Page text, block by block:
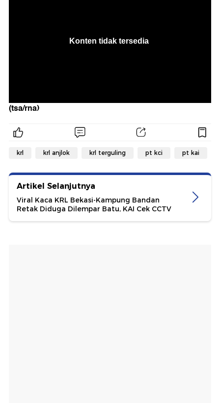
(tsa/rna)
krl krl anjlok krl terguling pt kci pt kai
Artikel Selanjutnya
Viral Kaca KRL Bekasi-Kampung Bandan
Retak Diduga Dilempar Batu, KAI Cek CCTV